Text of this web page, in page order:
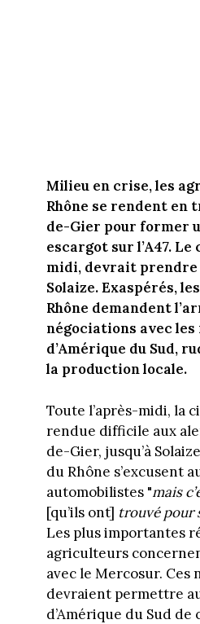
Milieu en crise, les
Rhône se rendent en
de-Gier pour former
escargot sur l’A47.
midi, devrait prendre
Solaize. Exaspérés,
Rhône demandent
négociations avec les
d’Amérique du Sud,
la production locale.
Toute l’après-midi, la
rendue difficile aux
de-Gier, jusqu’à
du Rhône s’excusent
automobilistes "mais
[qu’ils ont] trouvé pour
Les plus importantes
agriculteurs
avec le Mercosur. Ces
devraient permettre
d’Amérique du Sud